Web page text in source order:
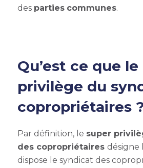
des parties communes.
Qu’est ce que
privilège du
copropriétaires
Par définition, le super
des copropriétaires désigne
dispose le syndicat des